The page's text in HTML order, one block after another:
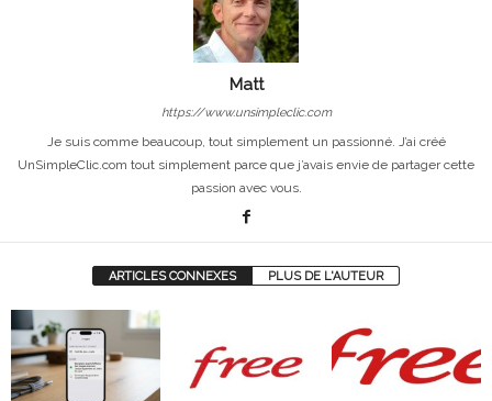
Matt
https://www.unsimpleclic.com
Je suis comme beaucoup, tout simplement un passionné. J’ai créé
UnSimpleClic.com tout simplement parce que j’avais envie de partager cette
passion avec vous.
ARTICLES CONNEXES PLUS DE L'AUTEUR